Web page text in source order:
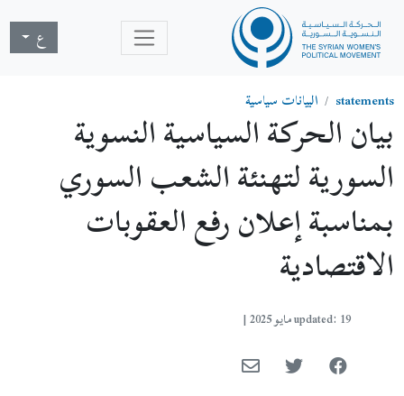
ع
statements البيانات سياسية
بيان الحركة السياسية النسوية
السورية لتهنئة الشعب السوري
بمناسبة إعلان رفع العقوبات
الاقتصادية
updated: 19 مايو 2025 |